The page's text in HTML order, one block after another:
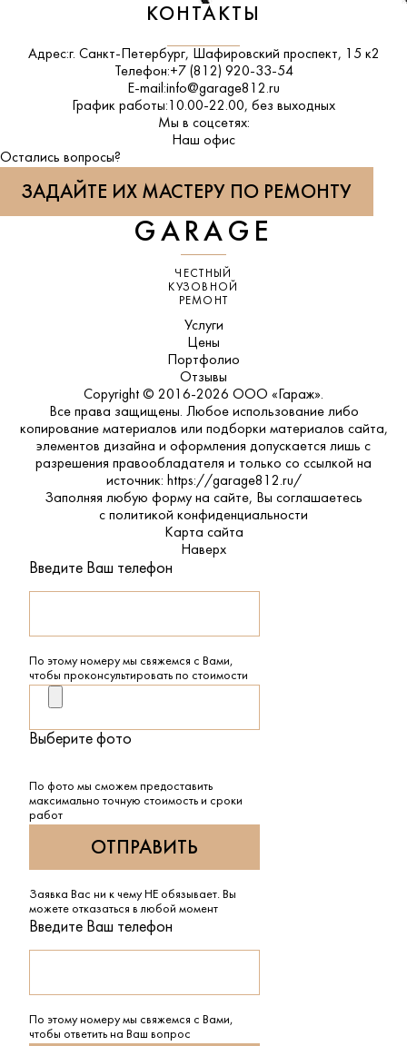
КОНТАКТЫ
Адрес:г. Санкт-Петербург, Шафировский проспект, 15 к2
Телефон:+7 (812) 920-33-54
E-mail:info@garage812.ru
График работы: 10.00-22.00, без выходных
Мы в соцсетях:
ВКонтакте
Наш офис
Остались вопросы?
ЗАДАЙТЕ ИХ МАСТЕРУ ПО РЕМОНТУ
GARAGE
ЧЕСТНЫЙ
КУЗОВНОЙ
РЕМОНТ
Услуги
Цены
Портфолио
Отзывы
Copyright © 2016-2026 ООО «Гараж».
Все права защищены. Любое использование либо
копирование материалов или подборки материалов сайта,
элементов дизайна и оформления допускается лишь с
разрешения правообладателя и только со ссылкой на
источник: https://garage812.ru/
Заполняя любую форму на сайте, Вы соглашаетесь
с политикой конфиденциальности
Карта сайта
Наверх
Введите Ваш телефон
По этому номеру мы свяжемся с Вами,
чтобы проконсультировать по стоимости
Выберите фото
По фото мы сможем предоставить
максимально точную стоимость и сроки
работ
Заявка Вас ни к чему НЕ обязывает. Вы
можете отказаться в любой момент
Введите Ваш телефон
По этому номеру мы свяжемся с Вами,
чтобы ответить на Ваш вопрос